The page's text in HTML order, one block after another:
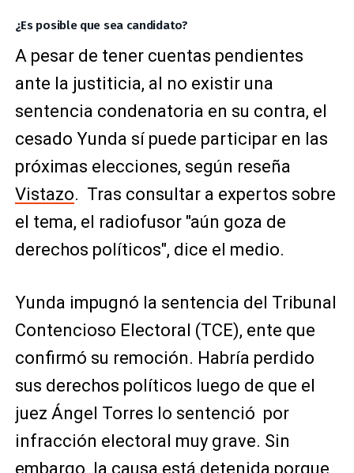
¿Es posible que sea candidato?
A pesar de tener cuentas pendientes
ante la justiticia, al no existir una
sentencia condenatoria en su contra, el
cesado Yunda sí puede participar en las
próximas elecciones, según reseña
Vistazo. Tras consultar a expertos sobre
el tema, el radiofusor "aún goza de
derechos políticos", dice el medio.
Yunda impugnó la sentencia del Tribunal
Contencioso Electoral (TCE), ente que
confirmó su remoción. Habría perdido
sus derechos políticos luego de que el
juez Ángel Torres lo sentenció por
infracción electoral muy grave. Sin
embargo la causa está detenida porque